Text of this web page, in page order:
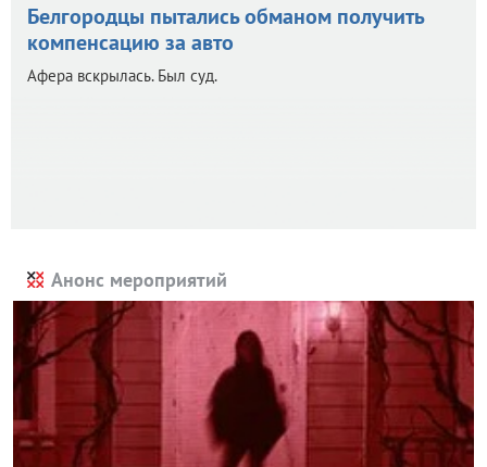
Белгородцы пытались обманом получить
компенсацию за авто
Афера вскрылась. Был суд.
Анонс мероприятий